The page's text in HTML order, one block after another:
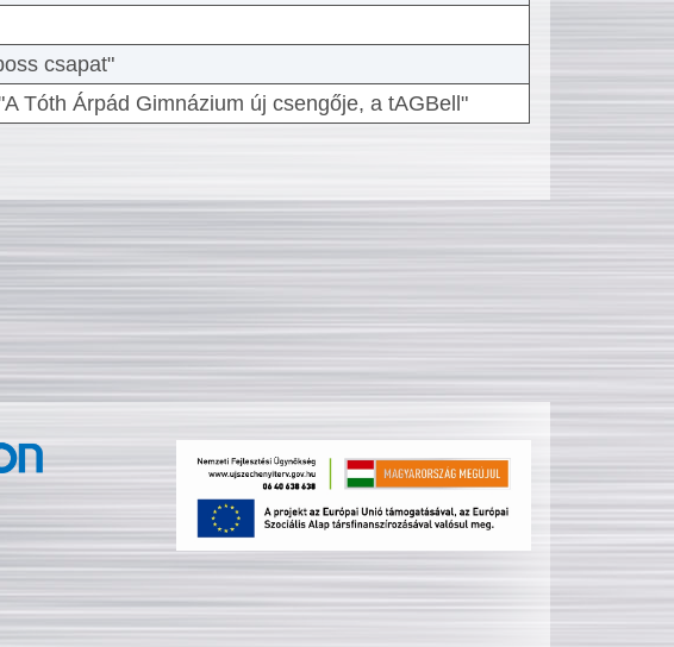
csapat"
Tóth Árpád Gimnázium új csengője, a tAGBell"